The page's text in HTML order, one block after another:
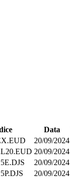
Data
20/09/2024
20/09/2024
20/09/2024
20/09/2024